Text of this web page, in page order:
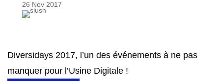
26 Nov 2017
Diversidays 2017, l’un des événements à ne pas
manquer pour l’Usine Digitale !